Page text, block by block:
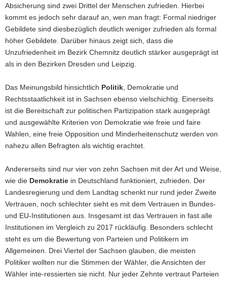
Absicherung sind zwei Drittel der Menschen zufrieden. Hierbei
kommt es jedoch sehr darauf an, wen man fragt: Formal niedriger
Gebildete sind diesbezüglich deutlich weniger zufrieden als formal
höher Gebildete. Darüber hinaus zeigt sich, dass die
Unzufriedenheit im Bezirk Chemnitz deutlich stärker ausgeprägt ist
als in den Bezirken Dresden und Leipzig.
Das Meinungsbild hinsichtlich Politik, Demokratie und
Rechtsstaatlichkeit ist in Sachsen ebenso vielschichtig. Einerseits
ist die Bereitschaft zur politischen Partizipation stark ausgeprägt
und ausgewählte Kriterien von Demokratie wie freie und faire
Wahlen, eine freie Opposition und Minderheitenschutz werden von
nahezu allen Befragten als wichtig erachtet.
Andererseits sind nur vier von zehn Sachsen mit der Art und Weise,
wie die Demokratie in Deutschland funktioniert, zufrieden. Der
Landesregierung und dem Landtag schenkt nur rund jeder Zweite
Vertrauen, noch schlechter sieht es mit dem Vertrauen in Bundes-
und EU-Institutionen aus. Insgesamt ist das Vertrauen in fast alle
Institutionen im Vergleich zu 2017 rückläufig. Besonders schlecht
steht es um die Bewertung von Parteien und Politikern im
Allgemeinen. Drei Viertel der Sachsen glauben, die meisten
Politiker wollten nur die Stimmen der Wähler, die Ansichten der
Wähler inte-ressierten sie nicht. Nur jeder Zehnte vertraut Parteien